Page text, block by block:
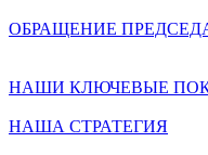
ОБРАЩЕНИЕ
НАШИ КЛЮЧЕВЫЕ
НАША СТРАТЕГИЯ